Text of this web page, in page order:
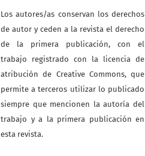
Los autores/as conservan los derechos
de autor y ceden a la revista el derecho
de la primera publicación, con el
trabajo registrado con la licencia de
atribución de Creative Commons, que
permite a terceros utilizar lo publicado
siempre que mencionen la autoría del
trabajo y a la primera publicación en
esta revista.